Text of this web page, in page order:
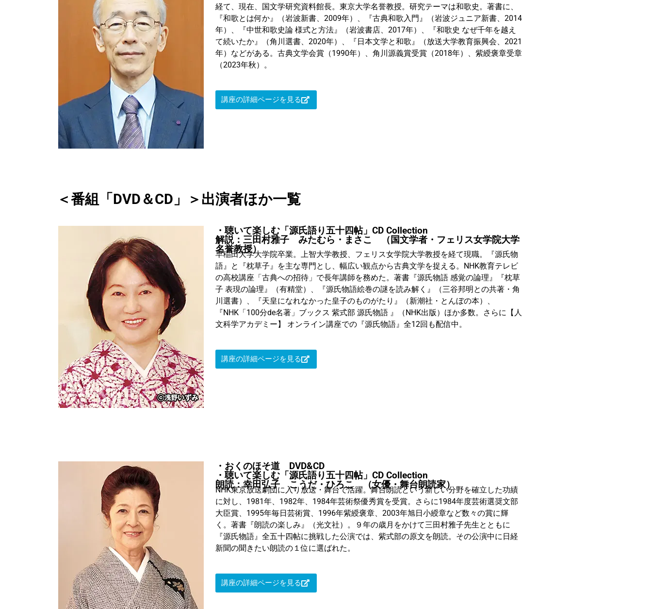
経て、現在、国文学研究資料館長。東京大学名誉教授。研究テーマは和歌史。著書に、
『和歌とは何か』（岩波新書、2009年）、『古典和歌入門』（岩波ジュニア新書、2014
年）、『中世和歌史論 様式と方法』（岩波書店、2017年）、『和歌史 なぜ千年を越え
て続いたか』（角川選書、2020年）、『日本文学と和歌』（放送大学教育振興会、2021
年）などがある。古典文学会賞（1990年）、角川源義賞受賞（2018年）、紫綬褒章受章
（2023年秋）。
講座の詳細ページを見る
＜番組「DVD＆CD」＞出演者ほか一覧
・聴いて楽しむ「源氏語り五十四帖」CD Collection
解説：三田村雅子 みたむら・まさこ （国文学者・フェリス女学院大学
名誉教授）
早稲田大学大学院卒業。上智大学教授、フェリス女学院大学教授を経て現職。『源氏物
語』と『枕草子』を主な専門とし、幅広い観点から古典文学を捉える。NHK教育テレビ
の高校講座「古典への招待」で長年講師を務めた。著書『源氏物語 感覚の論理』『枕草
子 表現の論理』（有精堂）、『源氏物語絵巻の謎を読み解く』（三谷邦明との共著・角
川選書）、『天皇になれなかった皇子のものがたり』（新潮社・とんぼの本）、
『NHK「100分de名著」ブックス 紫式部 源氏物語 』（NHK出版）ほか多数。さらに【人
文科学アカデミー】 オンライン講座での『源氏物語』全12回も配信中。
講座の詳細ページを見る
・おくのほそ道 DVD&CD
・聴いて楽しむ「源氏語り五十四帖」CD Collection
朗読：幸田弘子 こうだ・ひろこ （女優・舞台朗読家）
NHK東京放送劇団に入り放送・舞台で活躍。舞台朗読という新しい分野を確立した功績
に対し、1981年、1982年、1984年芸術祭優秀賞を受賞。さらに1984年度芸術選奨文部
大臣賞、1995年毎日芸術賞、1996年紫綬褒章、2003年旭日小綬章など数々の賞に輝
く。著書『朗読の楽しみ』（光文社）。９年の歳月をかけて三田村雅子先生とともに
『源氏物語』全五十四帖に挑戦した公演では、紫式部の原文を朗読。その公演中に日経
新聞の聞きたい朗読の１位に選ばれた。
講座の詳細ページを見る